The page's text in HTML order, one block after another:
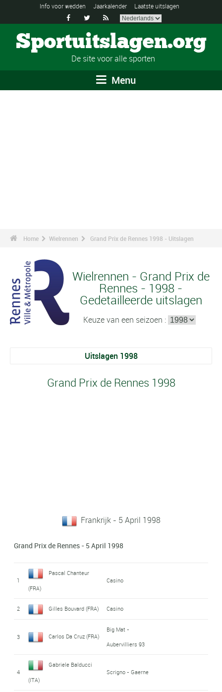
Info voor wedden Jaarkalender Laatste uitslagen
  
Sportuitslagen.org
De site voor alle sporten
Menu
Home Wielrennen Grand Prix de Rennes 1998 - Uitslagen
Wielrennen - Grand Prix de
Rennes - 1998 -
Gedetailleerde uitslagen
Keuze van een seizoen :
Uitslagen 1998
Grand Prix de Rennes 1998
Frankrijk - 5 April 1998
Grand Prix de Rennes - 5 April 1998
1
Pascal Chanteur
(FRA)
Casino
2 Gilles Bouvard (FRA) Casino
3 Carlos Da Cruz (FRA)
Big Mat -
Aubervilliers 93
4
Gabriele Balducci
(ITA)
Scrigno - Gaerne